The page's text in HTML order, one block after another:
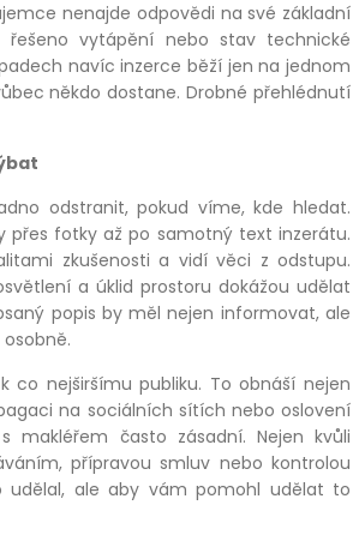
nenajde odpovědi na své základní
vytápění nebo stav technické
navíc inzerce běží jen na jednom
někdo dostane. Drobné přehlédnutí
odstranit, pokud víme, kde hledat.
přes fotky až po samotný text inzerátu.
zkušenosti a vidí věci z odstupu.
a úklid prostoru dokážou udělat
popis by měl nejen informovat, ale
co nejširšímu publiku. To obnáší nejen
na sociálních sítích nebo oslovení
často zásadní. Nejen kvůli
přípravou smluv nebo kontrolou
udělal, ale aby vám pomohl udělat to